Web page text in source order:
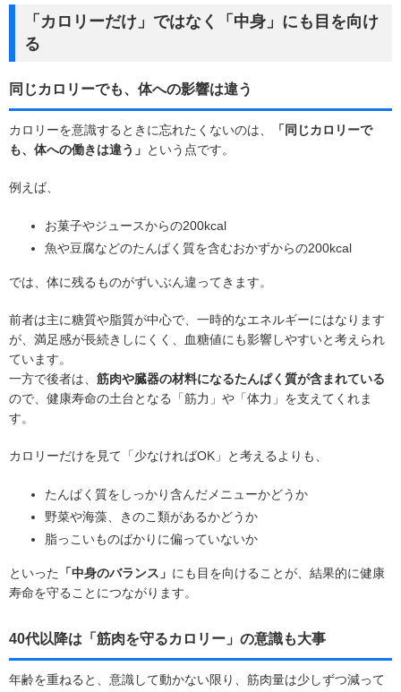
「カロリーだけ」ではなく「中身」にも目を向け
る
同じカロリーでも、体への影響は違う
カロリーを意識するときに忘れたくないのは、
「同じカロリーで
も、体への働きは違う」 という点です。
例えば、
お菓子やジュースからの200kcal
魚や豆腐などのたんぱく質を含むおかずからの200kcal
では、体に残るものがずいぶん違ってきます。
前者は主に糖質や脂質が中心で、一時的なエネルギーにはなります
が、満足感が長続きしにくく、血糖値にも影響しやすいと考えられ
ています。
一方で後者は、 筋肉や臓器の材料になるたんぱく質が含まれている
ので、健康寿命の土台となる「筋力」や「体力」を支えてくれま
す。
カロリーだけを見て「少なければOK」と考えるよりも、
たんぱく質をしっかり含んだメニューかどうか
野菜や海藻、きのこ類があるかどうか
脂っこいものばかりに偏っていないか
といった 「中身のバランス」 にも目を向けることが、結果的に健康
寿命を守ることにつながります。
40代以降は「筋肉を守るカロリー」の意識も大事
年齢を重ねると、意識して動かない限り、筋肉量は少しずつ減って